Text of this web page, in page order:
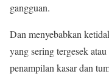
gangguan.
Dan menyebabkan
yang sering tergesek
penampilan kasar dan